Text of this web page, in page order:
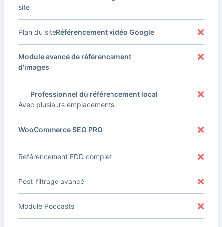
site
Référencement vidéo Google
Plan du site
Module avancé de référencement
d'images
Professionnel du référencement local
Avec plusieurs emplacements
WooCommerce SEO PRO
Référencement EDD complet
Post-filtrage avancé
Module Podcasts